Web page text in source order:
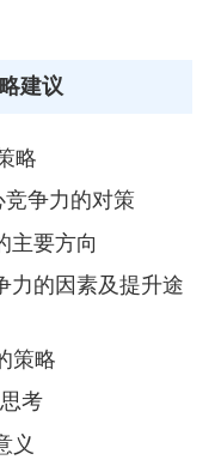
建议
略
竞争力的对策
主要方向
力的因素及提升途
策略
考
义